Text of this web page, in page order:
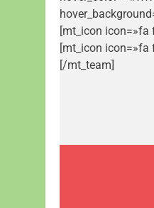
[mt_icon icon=»fa
[mt_icon icon=»fa
[/mt_team]